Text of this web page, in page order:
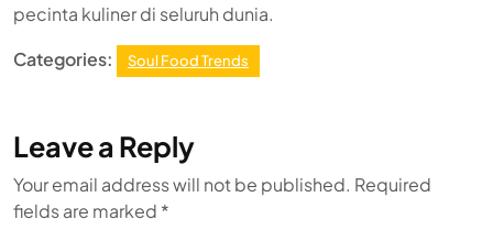
pecinta kuliner di seluruh dunia.
Categories:
Soul Food Trends
Leave a Reply
Your email address will not be published. Required
fields are marked *